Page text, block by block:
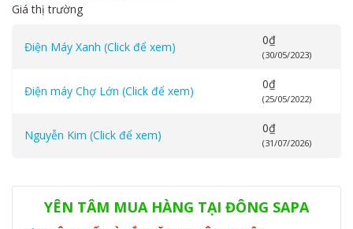
Giá thị trường
Điện Máy Xanh (Click để xem) 0₫
(30/05/2023)
Điện máy Chợ Lớn (Click để xem) 0₫
(25/05/2022)
Nguyễn Kim (Click để xem) 0₫
(31/07/2026)
Danh mục:Máy tắm nước nóng,Máy tắm nước nóng Ariston
YÊN TÂM MUA HÀNG TẠI ĐÔNG SAPA